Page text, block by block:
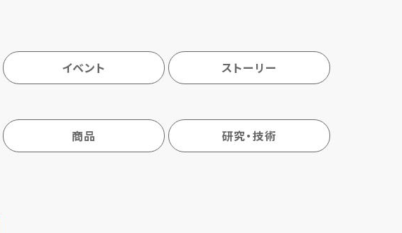
イベント ストーリー
商品 研究・技術